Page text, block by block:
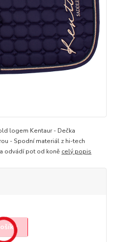
logem Kentaur - Dečka
- Spodní materiál z hi-tech
odvádí pot od koně celý popis